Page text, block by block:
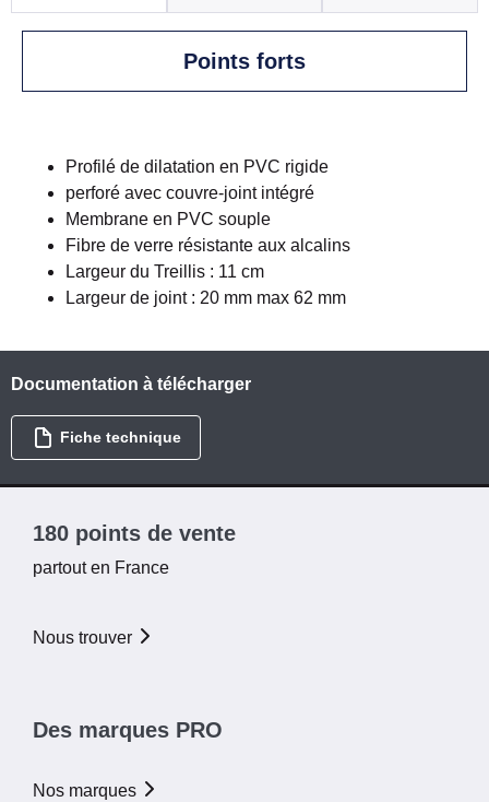
Points forts
Profilé de dilatation en PVC rigide
perforé avec couvre-joint intégré
Membrane en PVC souple
Fibre de verre résistante aux alcalins
Largeur du Treillis : 11 cm
Largeur de joint : 20 mm max 62 mm
Documentation à télécharger
Fiche technique
180 points de vente
partout en France
Nous trouver
Des marques PRO
Nos marques